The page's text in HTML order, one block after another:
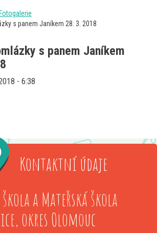
Fotogalerie
s panem Janíkem 28. 3. 2018
s panem Janíkem
- 6:38
Kontaktní údaje
a Mateřská škola
okres Olomouc